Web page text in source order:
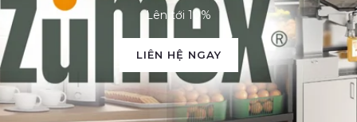
Lên tới 10%
LIÊN HỆ NGAY